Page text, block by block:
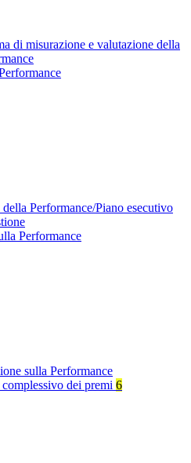
di misurazione e valutazione della
della Performance/Piano esecutivo
Performance
sulla Performance
dei premi 6